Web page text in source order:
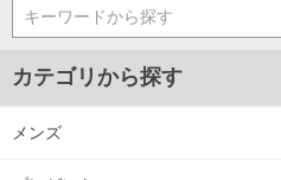
キーワードから探す
カテゴリから探す
メンズ